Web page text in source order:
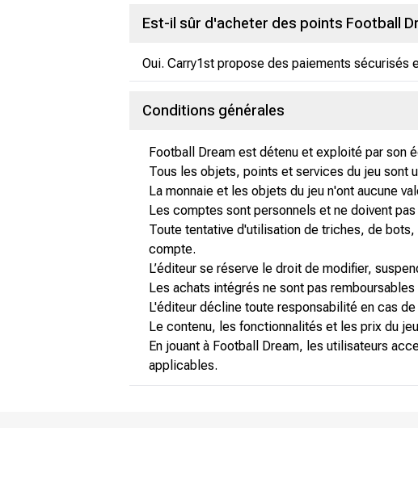
Est-il sûr d'acheter des points Football
Oui. Carry1st propose des paiements sécurisés
Conditions générales
Football Dream est détenu et exploité par son
Tous les objets, points et services du jeu sont
La monnaie et les objets du jeu n'ont aucune
Les comptes sont personnels et ne doivent
Toute tentative d'utilisation de triches, de
compte.
L’éditeur se réserve le droit de modifier,
Les achats intégrés ne sont pas
L'éditeur décline toute responsabilité en cas
Le contenu, les fonctionnalités et les prix du
En jouant à Football Dream, les utilisateurs
applicables.